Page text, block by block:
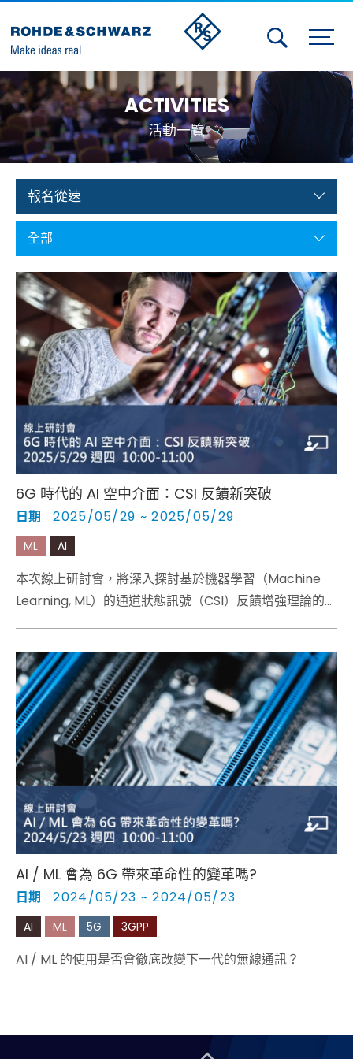
Activities
Contact Us
Member
Calendar
Member Login
Aerospace | Defense | Security
Broadcast and Media
Cybersecurity
ACTIVITIES
活動一覽
報名從速
全部
6G 時代的 AI 空中介面：CSI 反饋新突破
日期 2025/05/29 ~ 2025/05/29
ML AI
本次線上研討會，將深入探討基於機器學習（Machine
Learning, ML）的通道狀態訊號（CSI）反饋增強理論的優
AI / ML 會為 6G 帶來革命性的變革嗎?
日期 2024/05/23 ~ 2024/05/23
AI ML 5G 3GPP
AI / ML 的使用是否會徹底改變下一代的無線通訊？